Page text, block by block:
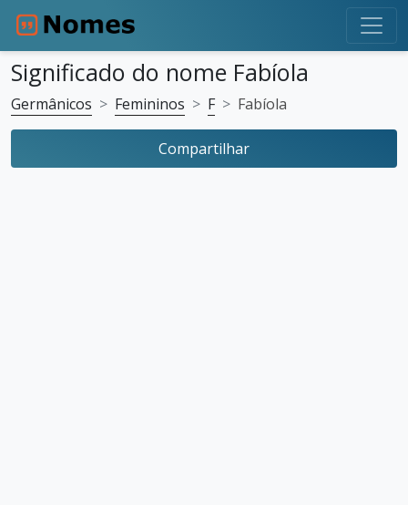
Significado do nome Fabíola
Germânicos Femininos F Fabíola
Compartilhar